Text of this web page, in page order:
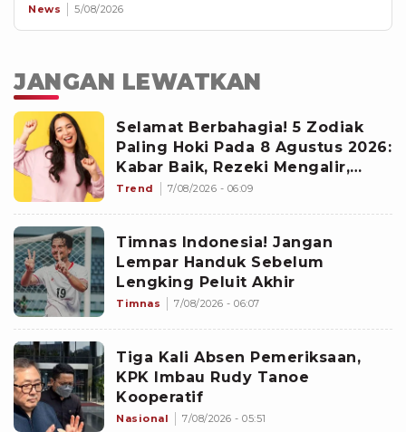
News 5/08/2026
JANGAN LEWATKAN
Selamat Berbahagia! 5 Zodiak
Paling Hoki Pada 8 Agustus 2026:
Kabar Baik, Rezeki Mengalir,
Peluang Baru Berdatangan
Trend 7/08/2026 - 06:09
Timnas Indonesia! Jangan
Lempar Handuk Sebelum
Lengking Peluit Akhir
Timnas 7/08/2026 - 06:07
Tiga Kali Absen Pemeriksaan,
KPK Imbau Rudy Tanoe
Kooperatif
Nasional 7/08/2026 - 05:51